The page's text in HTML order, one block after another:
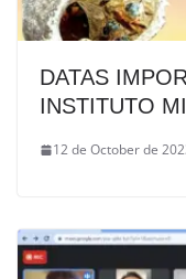
DATAS
INSTITUTO
12 de October de